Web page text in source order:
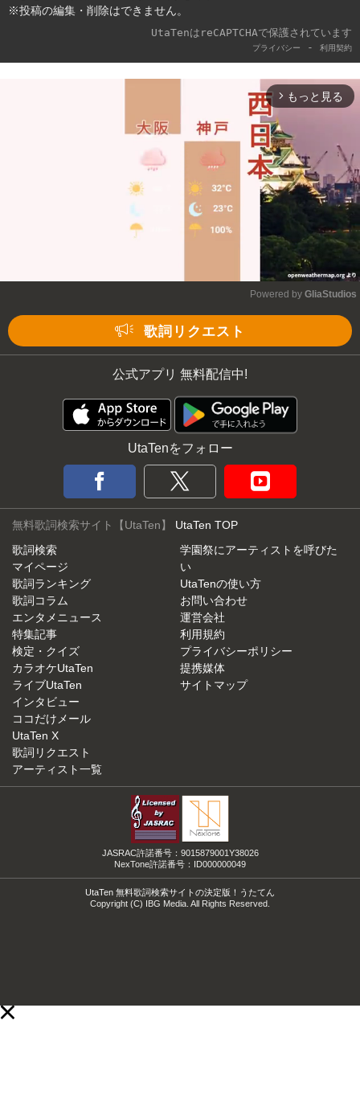
※投稿の編集・削除はできません。
UtaTenはreCAPTCHAで保護されています
プライバシー - 利用契約
arrow_forward_ios もっと見る
Powered by GliaStudios
歌詞リクエスト
公式アプリ 無料配信中!
UtaTenをフォロー
無料歌詞検索サイト【UtaTen】 UtaTen TOP
歌詞検索
マイページ
歌詞ランキング
歌詞コラム
エンタメニュース
特集記事
検定・クイズ
カラオケUtaTen
ライブUtaTen
インタビュー
ココだけメール
UtaTen X
歌詞リクエスト
アーティスト一覧
学園祭にアーティストを呼びた
い
UtaTenの使い方
お問い合わせ
運営会社
利用規約
プライバシーポリシー
提携媒体
サイトマップ
JASRAC許諾番号：9015879001Y38026
NexTone許諾番号：ID000000049
UtaTen 無料歌詞検索サイトの決定版！うたてん
Copyright (C) IBG Media. All Rights Reserved.